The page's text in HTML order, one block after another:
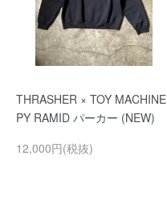
THRASHER × TOY MACHINE
PY RAMID パーカー (NEW)
12,000円(税抜)